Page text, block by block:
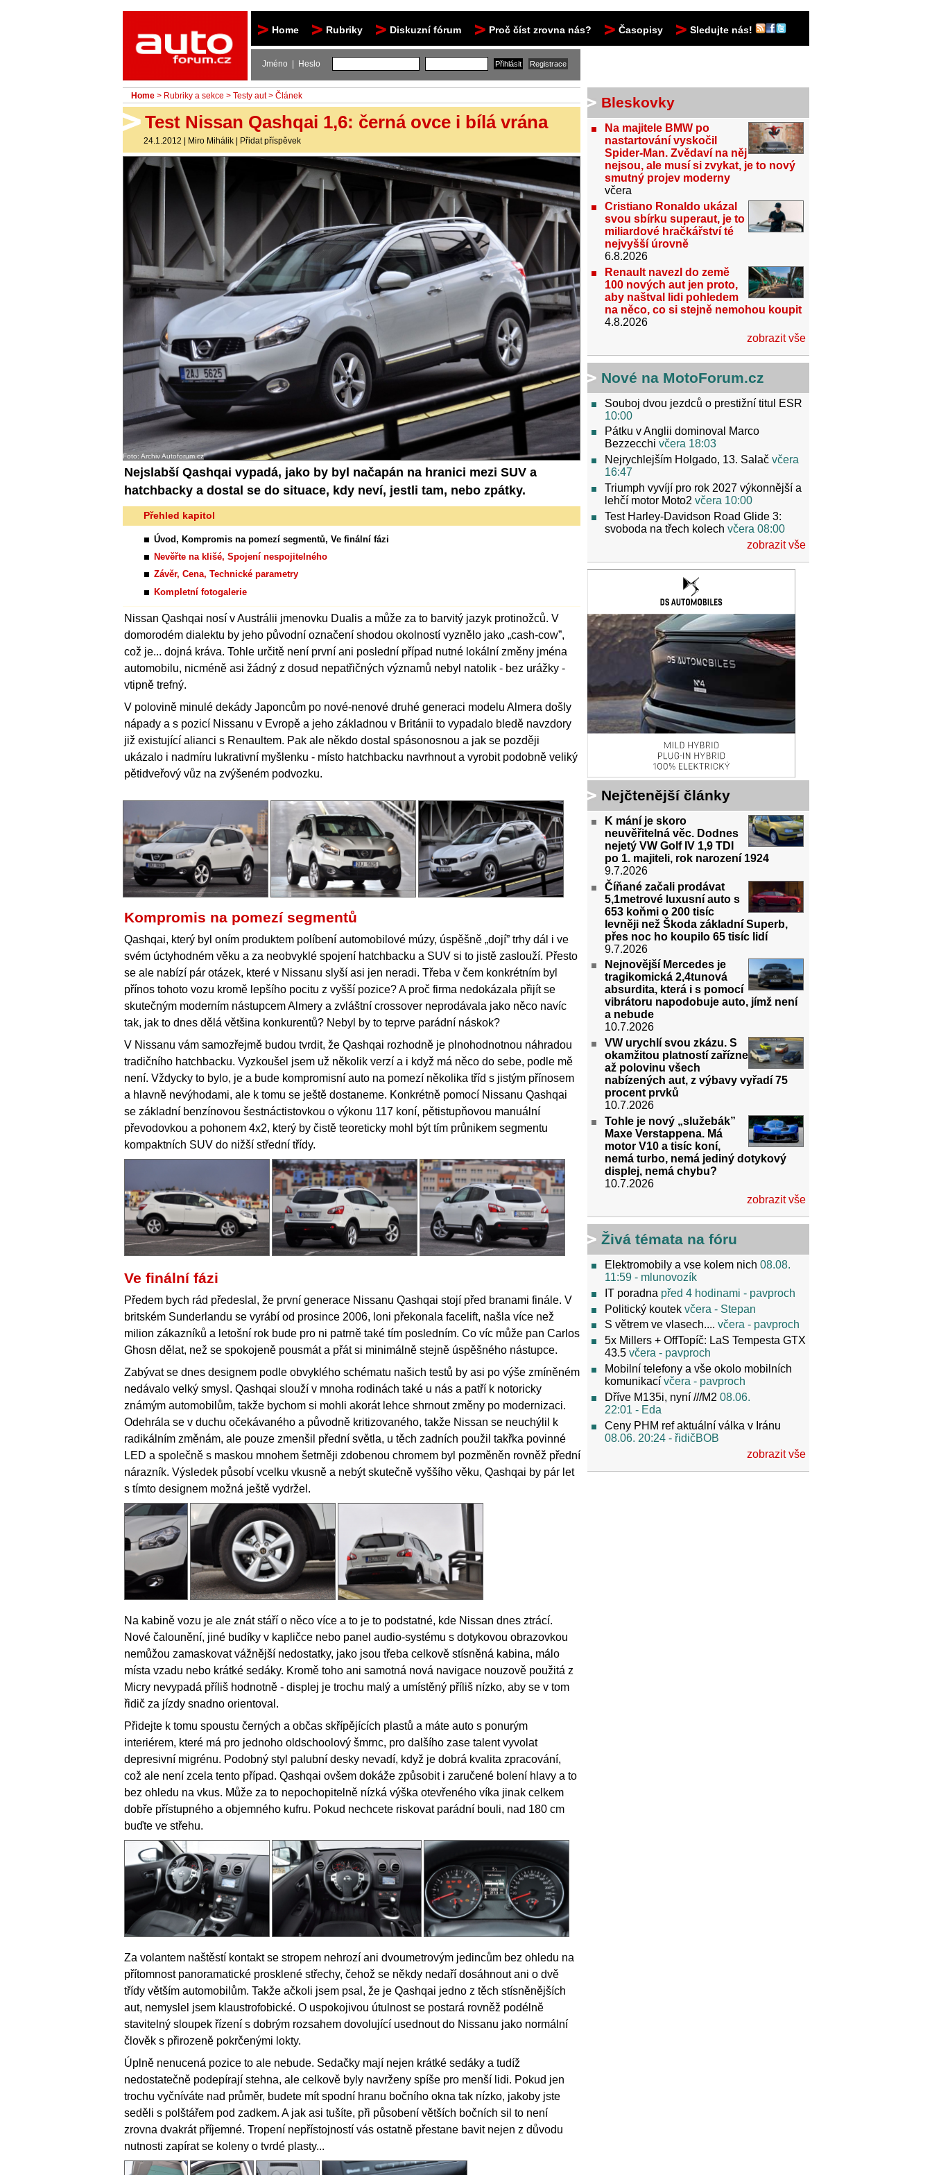
Home Rubriky Diskuzní fórum Proč číst zrovna nás? Časopisy Sledujte nás!
Jméno | Heslo
Home > Rubriky a sekce > Testy aut> Článek
Test Nissan Qashqai 1,6: černá ovce i bílá vrána
24.1.2012 | Miro Mihálik | Přidat příspěvek
Foto: Archiv Autoforum.cz
Nejslabší Qashqai vypadá, jako by byl načapán na hranici mezi SUV a
hatchbacky a dostal se do situace, kdy neví, jestli tam, nebo zpátky.
Přehled kapitol
Úvod, Kompromis na pomezí segmentů, Ve finální fázi
Nevěřte na klišé, Spojení nespojitelného
Závěr, Cena, Technické parametry
Kompletní fotogalerie
Nissan Qashqai nosí v Austrálii jmenovku Dualis a může za to barvitý jazyk protinožců. V
domorodém dialektu by jeho původní označení shodou okolností vyznělo jako „cash-cow”,
což je... dojná kráva. Tohle určitě není první ani poslední případ nutné lokální změny jména
automobilu, nicméně asi žádný z dosud nepatřičných významů nebyl natolik - bez urážky -
vtipně trefný.
V polovině minulé dekády Japoncům po nové-nenové druhé generaci modelu Almera došly
nápady a s pozicí Nissanu v Evropě a jeho základnou v Británii to vypadalo bledě navzdory
již existující alianci s Renaultem. Pak ale někdo dostal spásonosnou a jak se později
ukázalo i nadmíru lukrativní myšlenku - místo hatchbacku navrhnout a vyrobit podobně veliký
pětidveřový vůz na zvýšeném podvozku.
Kompromis na pomezí segmentů
Qashqai, který byl oním produktem políbení automobilové múzy, úspěšně „dojí” trhy dál i ve
svém úctyhodném věku a za neobvyklé spojení hatchbacku a SUV si to jistě zaslouží. Přesto
se ale nabízí pár otázek, které v Nissanu slyší asi jen neradi. Třeba v čem konkrétním byl
přínos tohoto vozu kromě lepšího pocitu z vyšší pozice? A proč firma nedokázala přijít se
skutečným moderním nástupcem Almery a zvláštní crossover neprodávala jako něco navíc
tak, jak to dnes dělá většina konkurentů? Nebyl by to teprve parádní náskok?
V Nissanu vám samozřejmě budou tvrdit, že Qashqai rozhodně je plnohodnotnou náhradou
tradičního hatchbacku. Vyzkoušel jsem už několik verzí a i když má něco do sebe, podle mě
není. Vždycky to bylo, je a bude kompromisní auto na pomezí několika tříd s jistým přínosem
a hlavně nevýhodami, ale k tomu se ještě dostaneme. Konkrétně pomocí Nissanu Qashqai
se základní benzínovou šestnáctistovkou o výkonu 117 koní, pětistupňovou manuální
převodovkou a pohonem 4x2, který by čistě teoreticky mohl být tím průnikem segmentu
kompaktních SUV do nižší střední třídy.
Ve finální fázi
Předem bych rád předeslal, že první generace Nissanu Qashqai stojí před branami finále. V
britském Sunderlandu se vyrábí od prosince 2006, loni překonala facelift, našla více než
milion zákazníků a letošní rok bude pro ni patrně také tím posledním. Co víc může pan Carlos
Ghosn dělat, než se spokojeně pousmát a přát si minimálně stejně úspěšného nástupce.
Zabývat se dnes designem podle obvyklého schématu našich testů by asi po výše zmíněném
nedávalo velký smysl. Qashqai slouží v mnoha rodinách také u nás a patří k notoricky
známým automobilům, takže bychom si mohli akorát lehce shrnout změny po modernizaci.
Odehrála se v duchu očekávaného a původně kritizovaného, takže Nissan se neuchýlil k
radikálním změnám, ale pouze zmenšil přední světla, u těch zadních použil takřka povinné
LED a společně s maskou mnohem šetrněji zdobenou chromem byl pozměněn rovněž přední
nárazník. Výsledek působí vcelku vkusně a nebýt skutečně vyššího věku, Qashqai by pár let
s tímto designem možná ještě vydržel.
Na kabině vozu je ale znát stáří o něco více a to je to podstatné, kde Nissan dnes ztrácí.
Nové čalounění, jiné budíky v kapličce nebo panel audio-systému s dotykovou obrazovkou
nemůžou zamaskovat vážnější nedostatky, jako jsou třeba celkově stísněná kabina, málo
místa vzadu nebo krátké sedáky. Kromě toho ani samotná nová navigace nouzově použitá z
Micry nevypadá příliš hodnotně - displej je trochu malý a umístěný příliš nízko, aby se v tom
řidič za jízdy snadno orientoval.
Přidejte k tomu spoustu černých a občas skřípějících plastů a máte auto s ponurým
interiérem, které má pro jednoho oldschoolový šmrnc, pro dalšího zase talent vyvolat
depresivní migrénu. Podobný styl palubní desky nevadí, když je dobrá kvalita zpracování,
což ale není zcela tento případ. Qashqai ovšem dokáže způsobit i zaručené bolení hlavy a to
bez ohledu na vkus. Může za to nepochopitelně nízká výška otevřeného víka jinak celkem
dobře přístupného a objemného kufru. Pokud nechcete riskovat parádní bouli, nad 180 cm
buďte ve střehu.
Za volantem naštěstí kontakt se stropem nehrozí ani dvoumetrovým jedincům bez ohledu na
přítomnost panoramatické prosklené střechy, čehož se někdy nedaří dosáhnout ani o dvě
třídy větším automobilům. Takže ačkoli jsem psal, že je Qashqai jedno z těch stísněnějších
aut, nemyslel jsem klaustrofobické. O uspokojivou útulnost se postará rovněž podélně
stavitelný sloupek řízení s dobrým rozsahem dovolující usednout do Nissanu jako normální
člověk s přirozeně pokrčenými lokty.
Úplně nenucená pozice to ale nebude. Sedačky mají nejen krátké sedáky a tudíž
nedostatečně podepírají stehna, ale celkově byly navrženy spíše pro menší lidi. Pokud jen
trochu vyčníváte nad průměr, budete mít spodní hranu bočního okna tak nízko, jakoby jste
seděli s polštářem pod zadkem. A jak asi tušíte, při působení větších bočních sil to není
zrovna dvakrát příjemné. Tropení nepřístojností vás ostatně přestane bavit nejen z důvodu
nutnosti zapírat se koleny o tvrdé plasty...
Bleskovky
Na majitele BMW po
nastartování vyskočil
Spider-Man. Zvědaví na něj
nejsou, ale musí si zvykat, je to nový
smutný projev moderny
včera
Cristiano Ronaldo ukázal
svou sbírku superaut, je to
miliardové hračkářství té
nejvyšší úrovně
6.8.2026
Renault navezl do země
100 nových aut jen proto,
aby naštval lidi pohledem
na něco, co si stejně nemohou koupit
4.8.2026
zobrazit vše
Nové na MotoForum.cz
Souboj dvou jezdců o prestižní titul ESR
10:00
Pátku v Anglii dominoval Marco
Bezzecchi včera 18:03
Nejrychlejším Holgado, 13. Salač včera
16:47
Triumph vyvíjí pro rok 2027 výkonnější a
lehčí motor Moto2 včera 10:00
Test Harley-Davidson Road Glide 3:
svoboda na třech kolech včera 08:00
zobrazit vše
Nejčtenější články
K mání je skoro
neuvěřitelná věc. Dodnes
nejetý VW Golf IV 1,9 TDI
po 1. majiteli, rok narození 1924
9.7.2026
Číňané začali prodávat
5,1metrové luxusní auto s
653 koňmi o 200 tisíc
levněji než Škoda základní Superb,
přes noc ho koupilo 65 tisíc lidí
9.7.2026
Nejnovější Mercedes je
tragikomická 2,4tunová
absurdita, která i s pomocí
vibrátoru napodobuje auto, jímž není
a nebude
10.7.2026
VW urychlí svou zkázu. S
okamžitou platností zařízne
až polovinu všech
nabízených aut, z výbavy vyřadí 75
procent prvků
10.7.2026
Tohle je nový „služebák”
Maxe Verstappena. Má
motor V10 a tisíc koní,
nemá turbo, nemá jediný dotykový
displej, nemá chybu?
10.7.2026
zobrazit vše
Živá témata na fóru
Elektromobily a vse kolem nich 08.08.
11:59 - mlunovozík
IT poradna před 4 hodinami - pavproch
Politický koutek včera - Stepan
S větrem ve vlasech.... včera - pavproch
5x Millers + OffTopíč: LaS Tempesta GTX
43.5 včera - pavproch
Mobilní telefony a vše okolo mobilních
komunikací včera - pavproch
Dříve M135i, nyní ///M2 08.06.
22:01 - Eda
Ceny PHM ref aktuální válka v Iránu
08.06. 20:24 - řidičBOB
zobrazit vše